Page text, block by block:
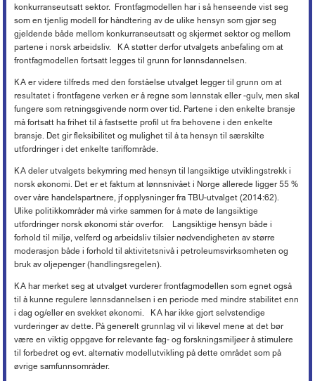
konkurranseutsatt sektor. Frontfagmodellen har i så henseende vist seg
som en tjenlig modell for håndtering av de ulike hensyn som gjør seg
gjeldende både mellom konkurranseutsatt og skjermet sektor og mellom
partene i norsk arbeidsliv. KA støtter derfor utvalgets anbefaling om at
frontfagmodellen fortsatt legges til grunn for lønnsdannelsen.
KA er videre tilfreds med den forståelse utvalget legger til grunn om at
resultatet i frontfagene verken er å regne som lønnstak eller -gulv, men skal
fungere som retningsgivende norm over tid. Partene i den enkelte bransje
må fortsatt ha frihet til å fastsette profil ut fra behovene i den enkelte
bransje. Det gir fleksibilitet og mulighet til å ta hensyn til særskilte
utfordringer i det enkelte tariffområde.
KA deler utvalgets bekymring med hensyn til langsiktige utviklingstrekk i
norsk økonomi. Det er et faktum at lønnsnivået i Norge allerede ligger 55 %
over våre handelspartnere, jf opplysninger fra TBU-utvalget (2014:62).
Ulike politikkområder må virke sammen for å møte de langsiktige
utfordringer norsk økonomi står overfor. Langsiktige hensyn både i
forhold til miljø, velferd og arbeidsliv tilsier nødvendigheten av større
moderasjon både i forhold til aktivitetsnivå i petroleumsvirksomheten og
bruk av oljepenger (handlingsregelen).
KA har merket seg at utvalget vurderer frontfagmodellen som egnet også
til å kunne regulere lønnsdannelsen i en periode med mindre stabilitet enn
i dag og/eller en svekket økonomi. KA har ikke gjort selvstendige
vurderinger av dette. På generelt grunnlag vil vi likevel mene at det bør
være en viktig oppgave for relevante fag- og forskningsmiljøer å stimulere
til forbedret og evt. alternativ modellutvikling på dette området som på
øvrige samfunnsområder.